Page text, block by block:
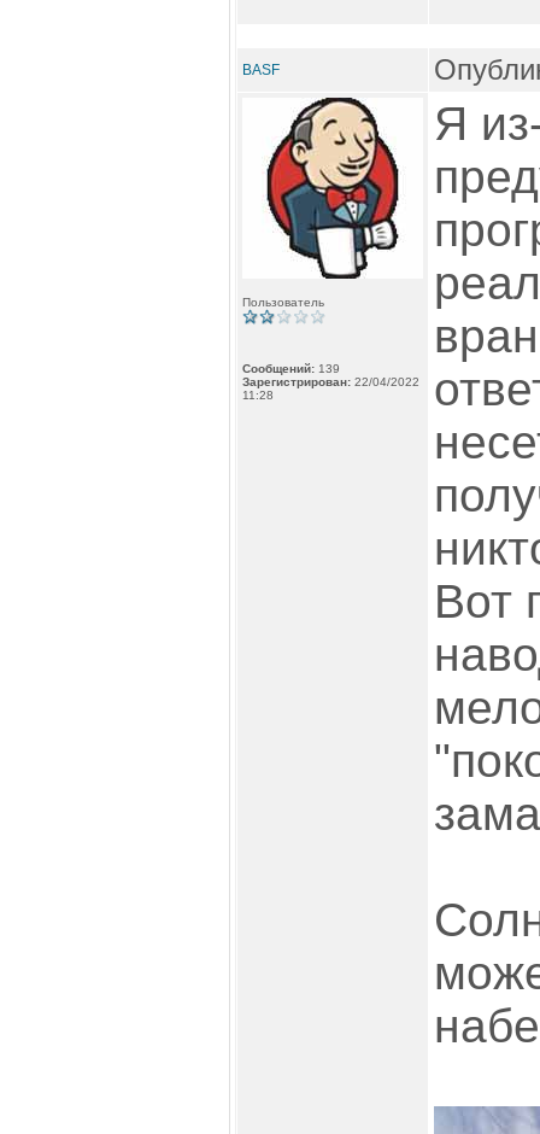
BASF
Пользователь
Сообщений: 139
Зарегистрирован: 22/04/2022
11:28
Я
Вот